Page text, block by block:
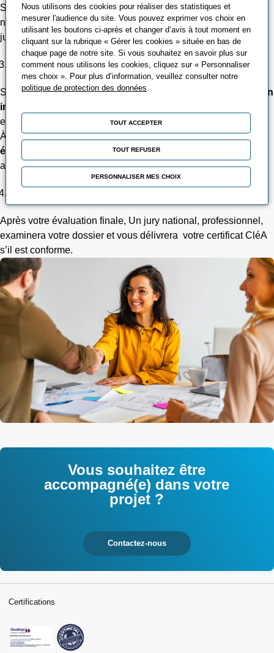
Si l’évaluation montre que vous maîtrisez toutes les bases
nécessaires, votre dossier est immédiatement transmis à un
jury.
Renforcez vos compétences
Si des éléments vous manquent,un programme de formation
individualisée
et modularisé.
À la fin de ce parcours de formation, vous passerezune
évaluation finale
, uniquement dans les domaines que vous
avez travaillés.
Après votre évaluation finale, Un jury national, professionnel,
examinera votre dossier et vous délivrera votre certificat CléA
s’il est conforme.
Vous souhaitez être
accompagné(e) dans votre
projet ?
Contactez-nous
Certifications
Nous utilisons des cookies pour réaliser des statistiques et
mesurer l'audience du site. Vous pouvez exprimer vos choix en
utilisant les boutons ci-après et changer d’avis à tout moment en
cliquant sur la rubrique « Gérer les cookies » située en bas de
chaque page de notre site. Si vous souhaitez en savoir plus sur
comment nous utilisons les cookies, cliquez sur « Personnaliser
mes choix ». Pour plus d’information, veuillez consulter notre
politique de protection des données.
TOUT ACCEPTER
TOUT REFUSER
PERSONNALISER MES CHOIX